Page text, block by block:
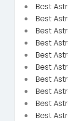
Best
Best
Best
Best
Best
Best
Best
Best
Best
Best